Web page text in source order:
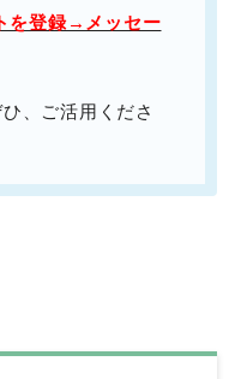
を登録→メッセー
、ご活用くださ